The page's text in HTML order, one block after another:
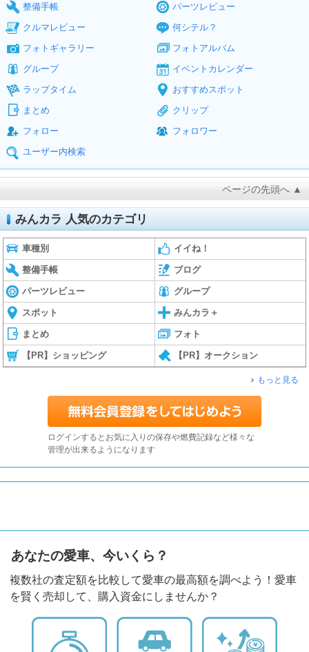
整備手帳
パーツレビュー
クルマレビュー
何シテル？
フォトギャラリー
フォトアルバム
グループ
イベントカレンダー
ラップタイム
おすすめスポット
まとめ
クリップ
フォロー
フォロワー
ユーザー内検索
ページの先頭へ ▲
みんカラ 人気のカテゴリ
車種別 イイね！
整備手帳 ブログ
パーツレビュー グループ
スポット みんカラ＋
まとめ フォト
【PR】ショッピング 【PR】オークション
もっと見る
ログインするとお気に入りの保存や燃費記録など様々な
管理が出来るようになります
あなたの愛車、今いくら？
複数社の査定額を比較して愛車の最高額を調べよう！愛車
を賢く売却して、購入資金にしませんか？